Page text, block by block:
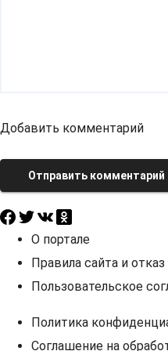
Добавить комментарий
Отправить комментарий
О портале
Правила сайта и
Пользовательское
Политика
Соглашение на